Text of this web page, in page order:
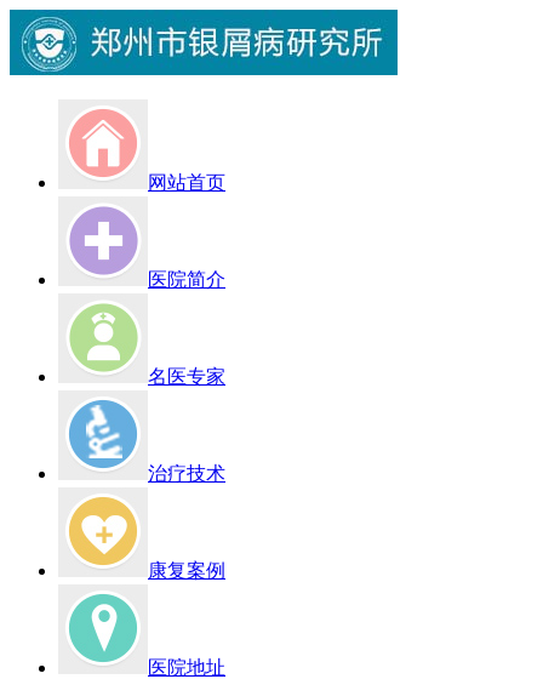
网站首页
医院简介
名医专家
治疗技术
康复案例
医院地址